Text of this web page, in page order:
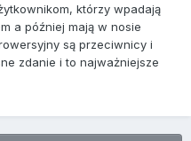
którzy wpadają
a później mają w nosie
są przeciwnicy i
zdanie i to najważniejsze